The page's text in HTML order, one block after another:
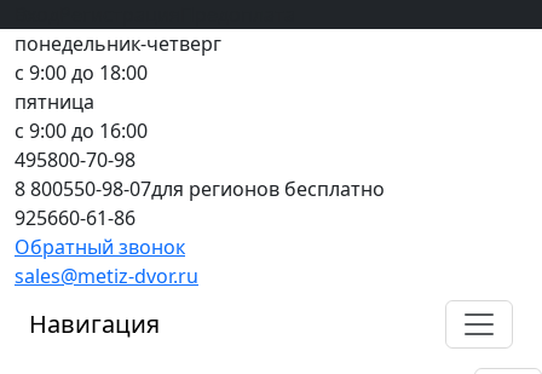
понедельник-четверг
с 9:00 до 18:00
пятница
с 9:00 до 16:00
495800-70-98
8 800550-98-07для регионов бесплатно
925660-61-86
Обратный звонок
sales@metiz-dvor.ru
Навигация